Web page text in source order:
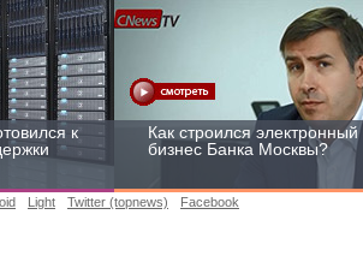
к
Как строился электронный
бизнес Банка Москвы?
Light Twitter (topnews) Facebook